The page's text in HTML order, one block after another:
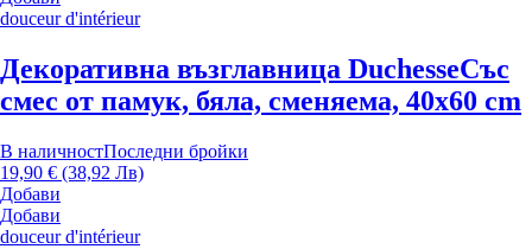
douceur d'intérieur
Декоративна възглавница DuchesseСъс
смес от памук, бяла, сменяема, 40x60 cm
В наличностПоследни бройки
19,90 € (38,92 Лв)
Добави
Добави
douceur d'intérieur